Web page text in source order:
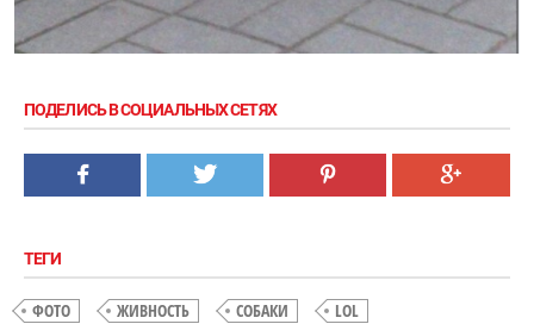
ПОДЕЛИСЬ В СОЦИАЛЬНЫХ СЕТЯХ
ТЕГИ
ФОТО ЖИВНОСТЬ СОБАКИ LOL